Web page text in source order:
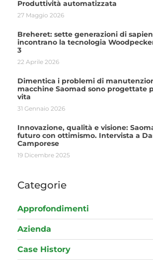
Produttività automatizzata
27 Maggio 2026
Breheret: sette generazioni di
incontrano la tecnologia
3
22 Aprile 2026
Dimentica i problemi di
macchine Saomad sono progettate
vita
31 Gennaio 2026
Innovazione, qualità e visione:
futuro con ottimismo. Intervista a
Camporese
19 Dicembre 2025
Categorie
Approfondimenti
Azienda
Case History